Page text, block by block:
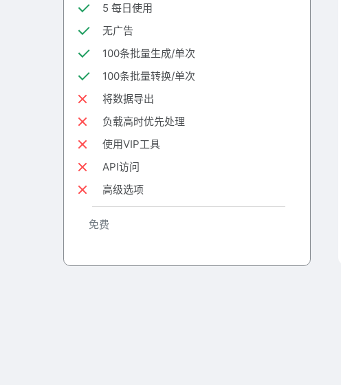
5 每日使用
无广告
100条批量生成/单次
100条批量转换/单次
将数据导出
负载高时优先处理
使用VIP工具
API访问
高级选项
免费